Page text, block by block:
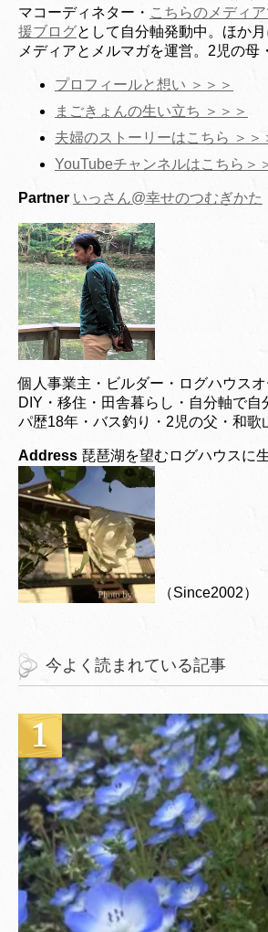
マコーディネター・ こちらのメディ
援ブログとして自分軸発動中。ほか
メディアとメルマガを運営。2児の母
プロフィールと想い ＞＞＞
まごきょんの生い立ち ＞＞＞
夫婦のストーリーはこちら ＞＞
YouTubeチャンネルはこちら＞
Partner いっさん@幸せのつむぎかた
個人事業主・ビルダー・ログハウス
DIY・移住・田舎暮らし・自分軸で自
パ歴18年・バス釣り・2児の父・和歌
Address 琵琶湖を望むログハウスに
（Since2002）
今よく読まれている記事